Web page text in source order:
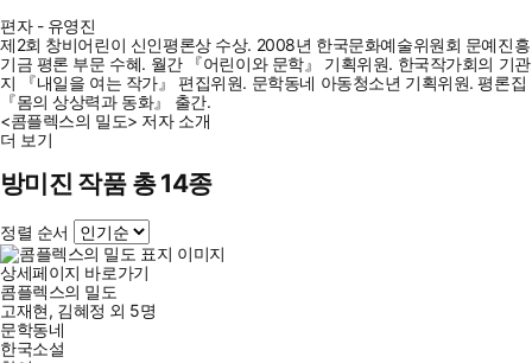
편자 - 유영진
제2회 창비어린이 신인평론상 수상. 2008년 한국문화예술위원회 문예진흥
기금 평론 부문 수혜. 월간 『어린이와 문학』 기획위원. 한국작가회의 기관
지 『내일을 여는 작가』 편집위원. 문학동네 아동청소년 기획위원. 평론집
『몸의 상상력과 동화』 출간.
<콤플렉스의 밀도> 저자 소개
더 보기
방미진 작품 총 14종
정렬 순서
상세페이지 바로가기
콤플렉스의 밀도
고재현, 김혜정 외 5명
문학동네
한국소설